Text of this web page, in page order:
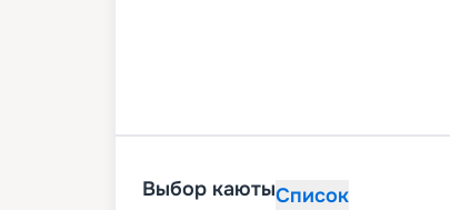
Выбор каютыСписок